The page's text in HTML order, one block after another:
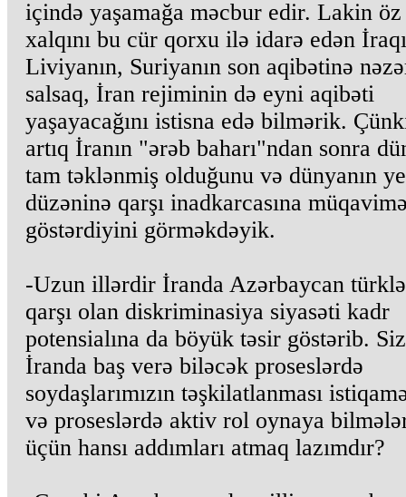
içində yaşamağa məcbur edir. Lakin öz
xalqını bu cür qorxu ilə idarə edən
Liviyanın, Suriyanın son aqibətinə
salsaq, İran rejiminin də eyni aqibəti
yaşayacağını istisna edə bilmərik.
artıq İranın "ərəb baharı"ndan sonra
tam təklənmiş olduğunu və dünyanın
düzəninə qarşı inadkarcasına
göstərdiyini görməkdəyik.
-Uzun illərdir İranda Azərbaycan
qarşı olan diskriminasiya siyasəti kadr
potensialına da böyük təsir göstərib.
İranda baş verə biləcək proseslərdə
soydaşlarımızın təşkilatlanması
və proseslərdə aktiv rol oynaya
üçün hansı addımları atmaq lazımdır?